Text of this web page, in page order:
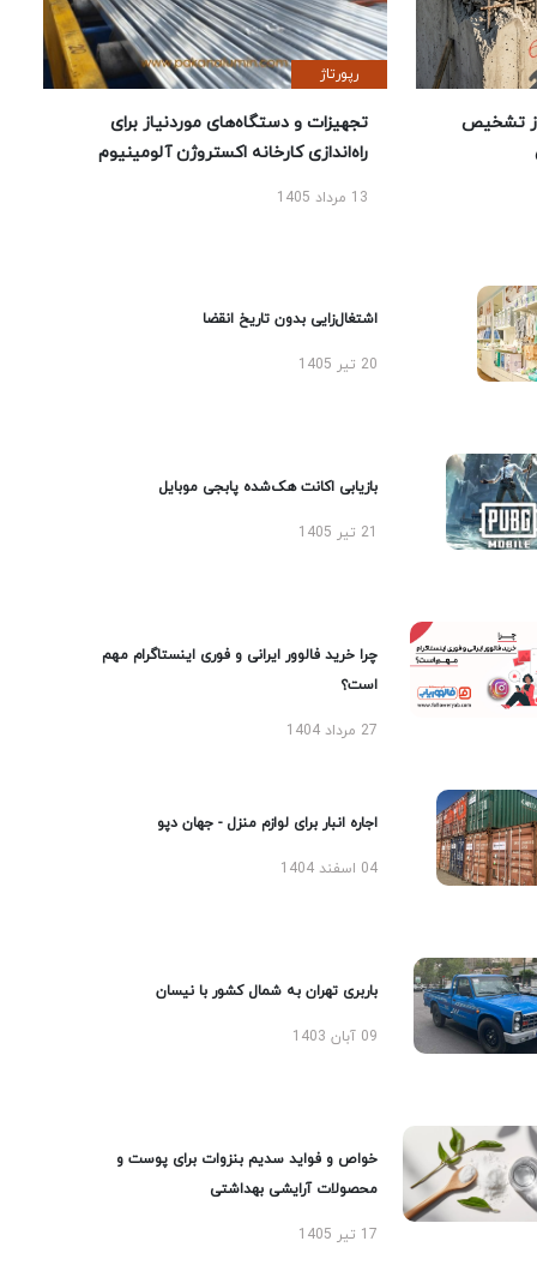
تشخیص
رپورتاژ
تجهیزات و دستگاه‌های موردنیاز برای
راه‌اندازی کارخانه اکستروژن آلومینیوم
13 مرداد 1405
اشتغال‌زایی بدون تاریخ انقضا
20 تیر 1405
بازیابی اکانت هک‌شده پابجی موبایل
چرا خرید فالوور ایرانی و فوری اینستاگرام مهم
است؟
27 مرداد 1404
اجاره انبار برای لوازم منزل - جهان دپو
04 اسفند 1404
باربری تهران به شمال کشور با نیسان
09 آبان 1403
خواص و فواید سدیم بنزوات برای پوست و
محصولات آرایشی بهداشتی
17 تیر 1405